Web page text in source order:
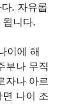
. 자유롭
니다.
이에 해
부나 무직
자나 아르
나이 조